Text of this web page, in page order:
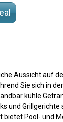
Aussicht auf
Sie sich in
kühle
und Grillgerichte
bietet Pool- und